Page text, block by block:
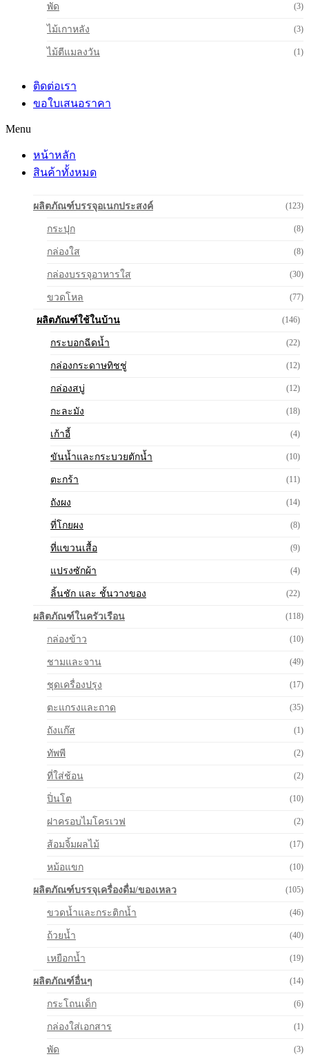
พัด (3)
ไม้เกาหลัง (3)
ไม้ตีแมลงวัน (1)
ติดต่อเรา
ขอใบเสนอราคา
Menu
หน้าหลัก
สินค้าทั้งหมด
ผลิตภัณฑ์บรรจุอเนกประสงค์ (123)
กระปุก (8)
กล่องใส (8)
กล่องบรรจุอาหารใส (30)
ขวดโหล (77)
ผลิตภัณฑ์ใช้ในบ้าน (146)
กระบอกฉีดน้ำ (22)
กล่องกระดาษทิชชู่ (12)
กล่องสบู่ (12)
กะละมัง (18)
เก้าอี้ (4)
ขันน้ำและกระบวยตักน้ำ (10)
ตะกร้า (11)
ถังผง (14)
ที่โกยผง (8)
ที่แขวนเสื้อ (9)
แปรงซักผ้า (4)
ลิ้นชัก และ ชั้นวางของ (22)
ผลิตภัณฑ์ในครัวเรือน (118)
กล่องข้าว (10)
ชามและจาน (49)
ชุดเครื่องปรุง (17)
ตะแกรงและถาด (35)
ถังแก๊ส (1)
ทัพพี (2)
ที่ใส่ช้อน (2)
ปิ่นโต (10)
ฝาครอบไมโครเวฟ (2)
ส้อมจิ้มผลไม้ (17)
หม้อแขก (10)
ผลิตภัณฑ์บรรจุเครื่องดื่ม/ของเหลว (105)
ขวดน้ำและกระติกน้ำ (46)
ถ้วยน้ำ (40)
เหยือกน้ำ (19)
ผลิตภัณฑ์อื่นๆ (14)
กระโถนเด็ก (6)
กล่องใส่เอกสาร (1)
พัด (3)